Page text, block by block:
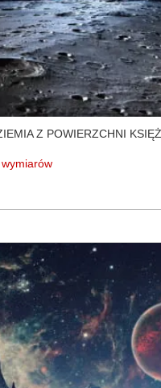
Z POWIERZCHNI